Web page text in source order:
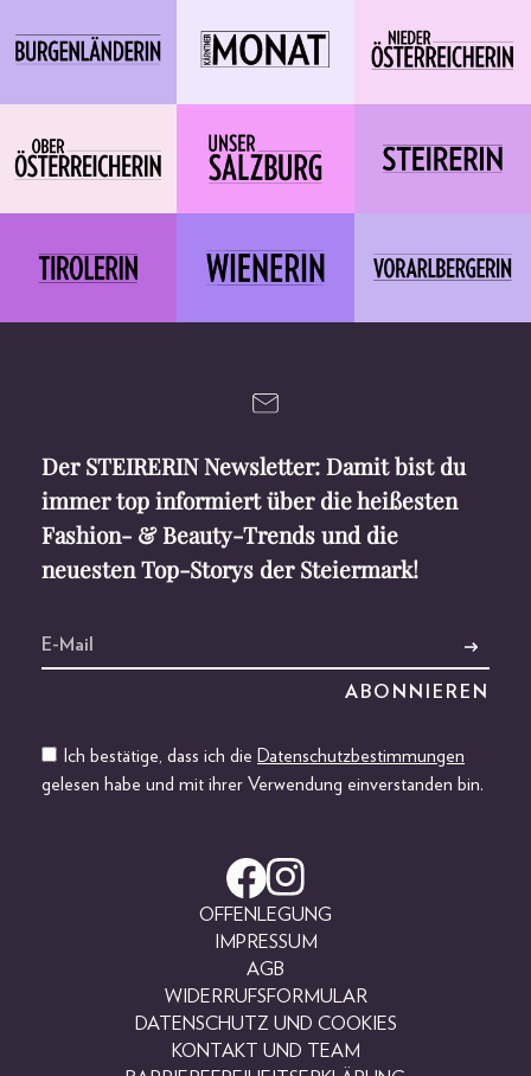
Der STEIRERIN Newsletter: Damit bist du
immer top informiert über die heißesten
Fashion- & Beauty-Trends und die
neuesten Top-Storys der Steiermark!
Ich bestätige, dass ich die Datenschutzbestimmungen
gelesen habe und mit ihrer Verwendung einverstanden bin.
OFFENLEGUNG
IMPRESSUM
AGB
WIDERRUFSFORMULAR
DATENSCHUTZ UND COOKIES
KONTAKT UND TEAM